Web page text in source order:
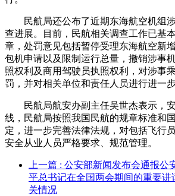
民航局还公布了近期东海航空机组
查进展。目前，民航相关调查工作已基
章，处罚意见包括暂停受理东海航空新
包机申请以及限制运行总量，撤销涉事
照权利及商用驾驶员执照权利，对涉事
罚，并对相关单位和责任人员进行进一步
民航局航安办副主任吴世杰表示，
线，民航局按照我国民航的规章标准和
定，进一步完善法律法规，对包括飞行
安全从业人员严格要求、规范管理。
上一篇 : 公安部新闻发布会通报公
平总书记在全国两会期间的重要讲
关情况